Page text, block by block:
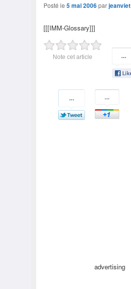
Posté le 5 mai 2006parjeanviet
[[[IMM-Glossary]]]
Note cet article
advertising